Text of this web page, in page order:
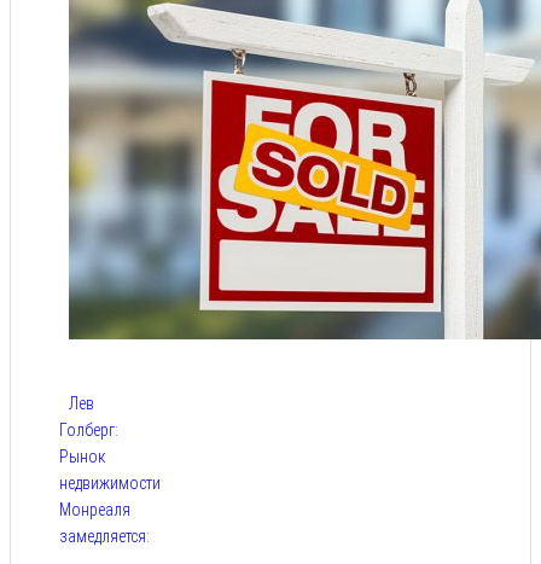
Лев
Голберг:
Рынок
недвижимости
Монреаля
замедляется: